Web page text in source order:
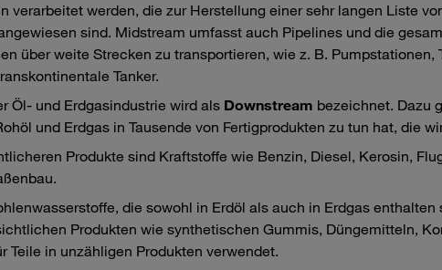
verarbeitet werden, die zur Herstellung einer sehr langen Liste
sind. Midstream umfasst auch Pipelines und die
über weite Strecken zu transportieren, wie z. B. Pumpstationen,
Tanker.
Öl- und Erdgasindustrie wird als Downstream bezeichnet. Dazu
und Erdgas in Tausende von Fertigprodukten zu tun hat, die
Produkte sind Kraftstoffe wie Benzin, Diesel, Kerosin,
die sowohl in Erdöl als auch in Erdgas
Produkten wie synthetischen Gummis, Düngemitteln,
Teile in unzähligen Produkten verwendet.